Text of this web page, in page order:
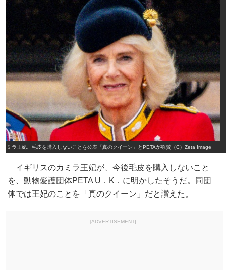
カミラ王妃、毛皮を購入しないことを公表「真のクイーン」とPETAが称賛（C）Zeta Image
イギリスのカミラ王妃が、今後毛皮を購入しないこと
を、動物愛護団体PETA U．K．に明かしたそうだ。同団
体では王妃のことを「真のクイーン」だと讃えた。
[ADVERTISEMENT]